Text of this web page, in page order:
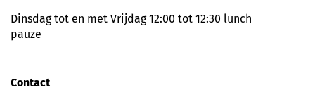
Dinsdag tot en met Vrijdag 12:00 tot 12:30 lunch
pauze
Contact